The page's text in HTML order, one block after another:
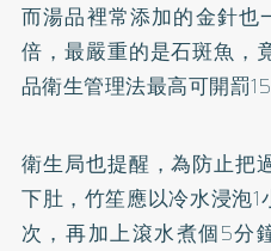
而湯品裡常添加的金針
倍，最嚴重的是石斑魚，
品衛生管理法最高可開罰
衛生局也提醒，為防止把
下肚，竹笙應以冷水浸泡
次，再加上滾水煮個5分